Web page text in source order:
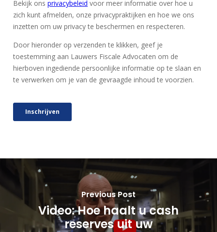
Previous Post
Video: Hoe haalt u cash
reserves uit uw